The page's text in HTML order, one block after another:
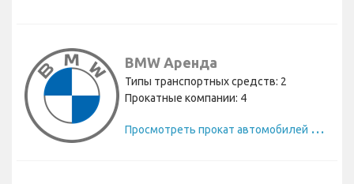
BMW Аренда
Типы транспортных средств: 2
Прокатные компании: 4
П
росмотреть прокат автомобилей BMW